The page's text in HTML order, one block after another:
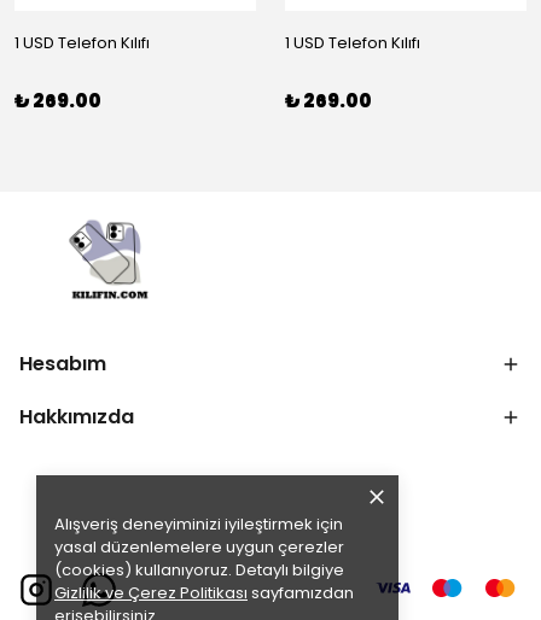
Alışveriş deneyiminizi iyileştirmek için
yasal düzenlemelere uygun çerezler
(cookies) kullanıyoruz. Detaylı bilgiye
Gizlilik ve Çerez Politikası sayfamızdan
1 USD Telefon Kılıfı
₺ 269.00
1 USD Telefon Kılıfı
₺ 269.00
Hesabım
Hakkımızda